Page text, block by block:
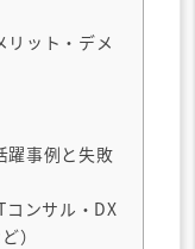
リット・デメ
躍事例と失敗
ンサル・DX
）